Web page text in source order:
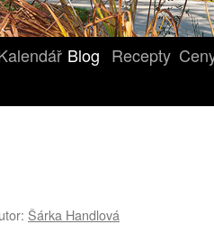
Blog Recepty
Šárka Handlová